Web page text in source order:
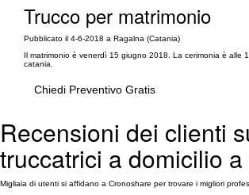
Trucco per matrimonio
Pubblicato il 4-6-2018 a Ragalna (Catania)
Il matrimonio è venerdì 15 giugno 2018. La cerimonia è alle
catania.
Chiedi Preventivo Gratis
Recensioni dei clienti
truccatrici a domicilio
Migliaia di utenti si affidano a Cronoshare per trovare i migliori